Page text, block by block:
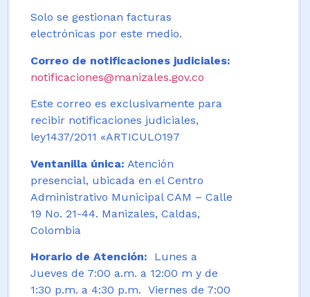
Solo se gestionan facturas
electrónicas por este medio.
Correo de notificaciones judiciales:
notificaciones@manizales.gov.co
Este correo es exclusivamente para
recibir notificaciones judiciales,
ley1437/2011 «ARTICULO197
Ventanilla única: Atención
presencial, ubicada en el Centro
Administrativo Municipal CAM – Calle
19 No. 21-44. Manizales, Caldas,
Colombia
Horario de Atención:
Lunes a
Jueves de 7:00 a.m. a 12:00 m y de
1:30 p.m. a 4:30 p.m. Viernes de 7:00